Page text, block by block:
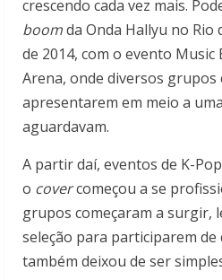
crescendo cada vez mais.
boomda Onda Hallyu no Rio
de 2014, com o evento Music
Arena, onde diversos grupos
apresentarem em meio a
aguardavam.
A partir daí, eventos de K-
o covercomeçou a se
grupos começaram a surgir,
seleção para participarem
também deixou de ser